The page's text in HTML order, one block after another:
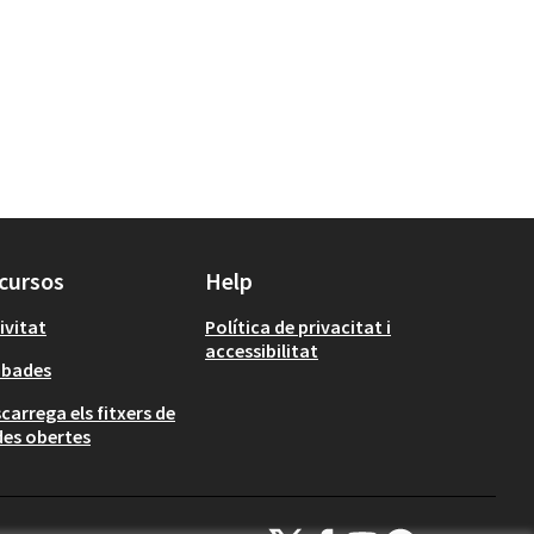
els fitxers de
obertes
Help
Política de privacitat i
accessibilitat